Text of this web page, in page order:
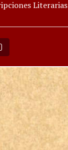
Literarias